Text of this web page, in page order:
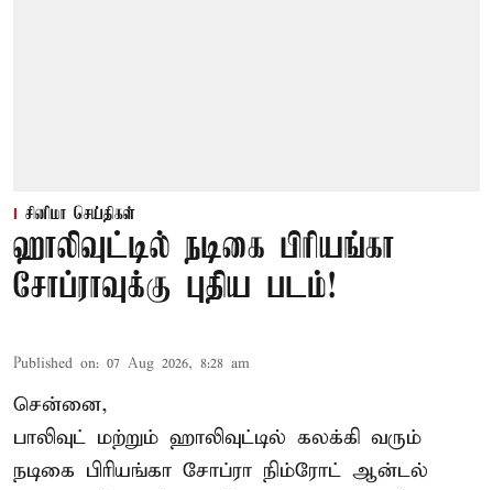
சினிமா செய்திகள்
ஹாலிவுட்டில் நடிகை பிரியங்கா
சோப்ராவுக்கு புதிய படம்!
Published on: 07 Aug 2026, 8:28 am
சென்னை,
பாலிவுட் மற்றும் ஹாலிவுட்டில் கலக்கி வரும்
நடிகை பிரியங்கா சோப்ரா நிம்ரோட் ஆன்டல்